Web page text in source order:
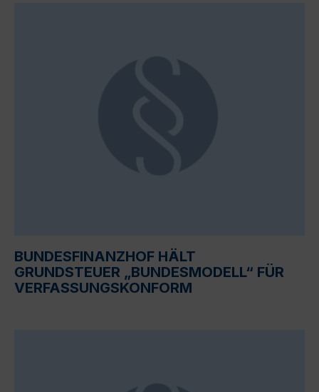
BUNDESFINANZHOF HÄLT
GRUNDSTEUER „BUNDESMODELL“ FÜR
VERFASSUNGSKONFORM